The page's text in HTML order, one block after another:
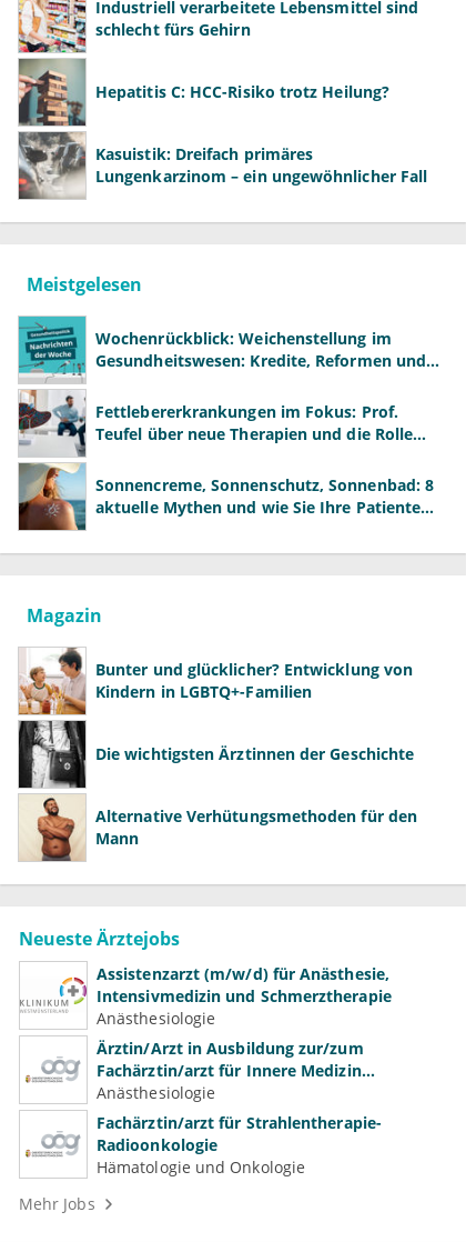
Industriell verarbeitete Lebensmittel sind
schlecht fürs Gehirn
Hepatitis C: HCC-Risiko trotz Heilung?
Kasuistik: Dreifach primäres
Lungenkarzinom – ein ungewöhnlicher Fall
Meistgelesen
Wochenrückblick: Weichenstellung im
Gesundheitswesen: Kredite, Reformen und
Fettlebererkrankungen im Fokus: Prof.
Teufel über neue Therapien und die Rolle
Sonnencreme, Sonnenschutz, Sonnenbad: 8
aktuelle Mythen und wie Sie Ihre Patienten
Magazin
Bunter und glücklicher? Entwicklung von
Kindern in LGBTQ+-Familien
Die wichtigsten Ärztinnen der Geschichte
Alternative Verhütungsmethoden für den
Mann
Neueste Ärztejobs
Assistenzarzt (m/w/d) für Anästhesie,
Intensivmedizin und Schmerztherapie
Anästhesiologie
Ärztin/Arzt in Ausbildung zur/zum
Fachärztin/arzt für Innere Medizin
(Kardiologie, Nephrologie, Intensivmedizin)
Anästhesiologie
Fachärztin/arzt für Strahlentherapie-
Radioonkologie
Hämatologie und Onkologie
Mehr Jobs